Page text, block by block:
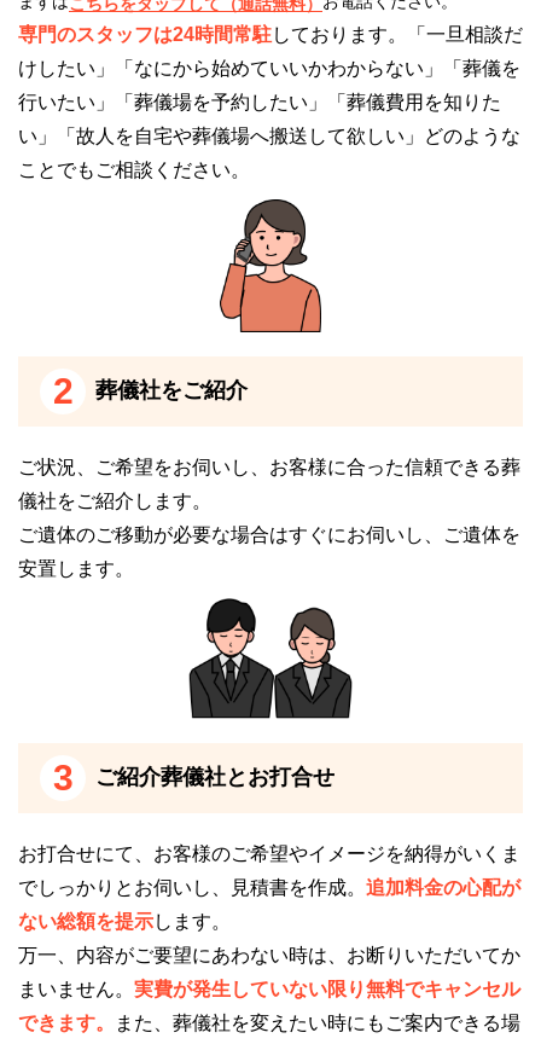
して利用できます。
遺体を納棺してからの搬入となるため、まずは葬儀社
にご相談ください。
※掲載情報は、葬儀事業者の公式サイトなど、一般公
開されている情報を参照し編集したものです。
変更等、修正が必要な際には、
有田川町清水斎場
専門のスタッフは24時間常駐しております。「一旦相談だ
けしたい」「なにから始めていいかわからない」「葬儀を
行いたい」「葬儀場を予約したい」「葬儀費用を知りた
い」「故人を自宅や葬儀場へ搬送して欲しい」どのような
ことでもご相談ください。
2 葬儀社をご紹介
ご状況、ご希望をお伺いし、お客様に合った信頼できる葬
儀社をご紹介します。
ご遺体のご移動が必要な場合はすぐにお伺いし、ご遺体を
安置します。
3 ご紹介葬儀社とお打合せ
お打合せにて、お客様のご希望やイメージを納得がいくま
でしっかりとお伺いし、見積書を作成。 追加料金の心配が
ない総額を提示します。
万一、内容がご要望にあわない時は、お断りいただいてか
まいません。 実費が発生していない限り無料でキャンセル
できます。
また、葬儀社を変えたい時にもご案内できる場